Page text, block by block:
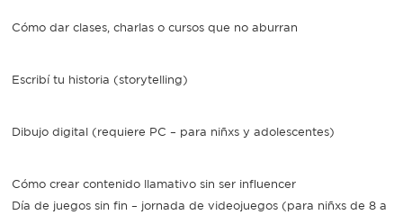
Cómo dar clases, charlas o cursos que no aburran
Escribí tu historia (storytelling)
Dibujo digital (requiere PC – para niñxs y adolescentes)
Cómo crear contenido llamativo sin ser influencer
Día de juegos sin fin – jornada de videojuegos (para niñxs de 8 a